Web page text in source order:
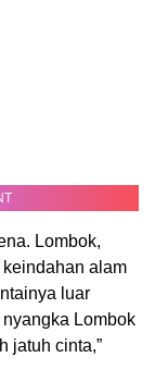
Lombok,
alam
luar
Lombok
jatuh cinta,”